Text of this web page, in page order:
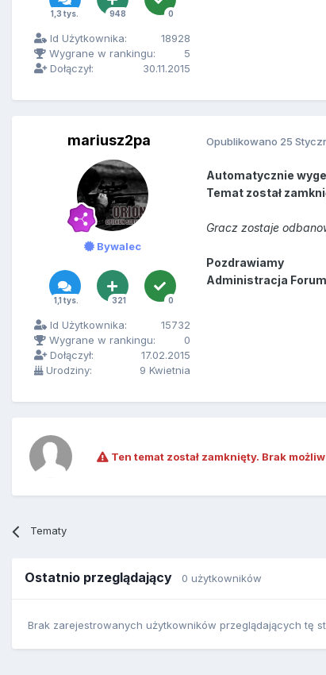
1,3 tys. 948 0
Id Użytkownika:
18928
Wygrane w rankingu:
5
Dołączył:
30.11.2015
mariusz2pa
Bywalec
1,1 tys. 321 0
Id Użytkownika:
15732
Wygrane w rankingu:
0
Dołączył:
17.02.2015
Urodziny:
9 Kwietnia
Opublikowano 25
Automatycznie
Temat został
Gracz zostaje
Pozdrawiamy
Administracja
Ten temat został zamknięty. Brak
Tematy
Ostatnio przeglądający 0 użytkowników
Brak zarejestrowanych użytkowników przeglądających tę